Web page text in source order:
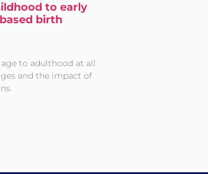
to early
birth
to adulthood at all
and the impact of